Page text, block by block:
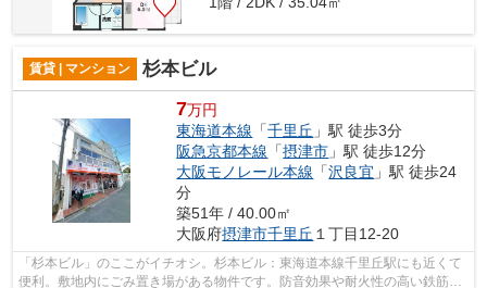
賃貸 | マンション 杉本ビル
7万円
東海道本線 「千里丘 」駅 徒歩3分
阪急京都本線 「摂津市 」駅 徒歩12分
大阪モノレール本線 「沢良宜 」駅 徒歩24
分
築51年 / 40.00㎡
大阪府摂津市千里丘 １丁目12-20
「杉本ビル」のここがイチオシ。杉本ビル：東海道本線千里丘駅にも近くて
便利。敷地内にごみ置き場がある物件です。防音効果や耐火性の高い鉄筋コ